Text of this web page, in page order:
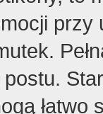
postu.